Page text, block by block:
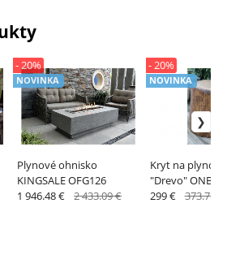
Plynové ohnisko
KINGSALE OFG126
NOVINKA
- 20%
1 946.48 € 2 433.09 €
Kryt na
"Drevo"
NOVINKA
- 20%
299 € 373.75 €